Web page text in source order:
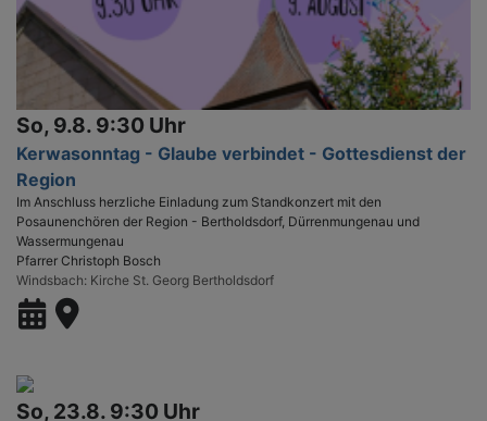
So, 9.8. 9:30 Uhr
Kerwasonntag - Glaube verbindet - Gottesdienst der
Region
Im Anschluss herzliche Einladung zum Standkonzert mit den
Posaunenchören der Region - Bertholdsdorf, Dürrenmungenau und
Wassermungenau
Pfarrer Christoph Bosch
Windsbach Kirche St. Georg Bertholdsdorf
So, 23.8. 9:30 Uhr